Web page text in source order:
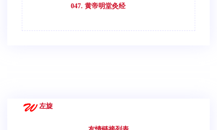
047. 黄帝明堂灸经
左旋